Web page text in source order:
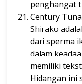
penghangat
Century
Shirako
dari sperma
dalam
memiliki
Hidangan ini